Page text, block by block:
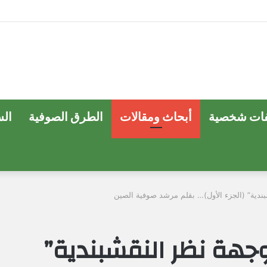
شخصية أبحاث ومقالات الطرق الصوفية
(الجزء الأول)… بقلم مرشد صوفية الصين
نظر النقشبندية”